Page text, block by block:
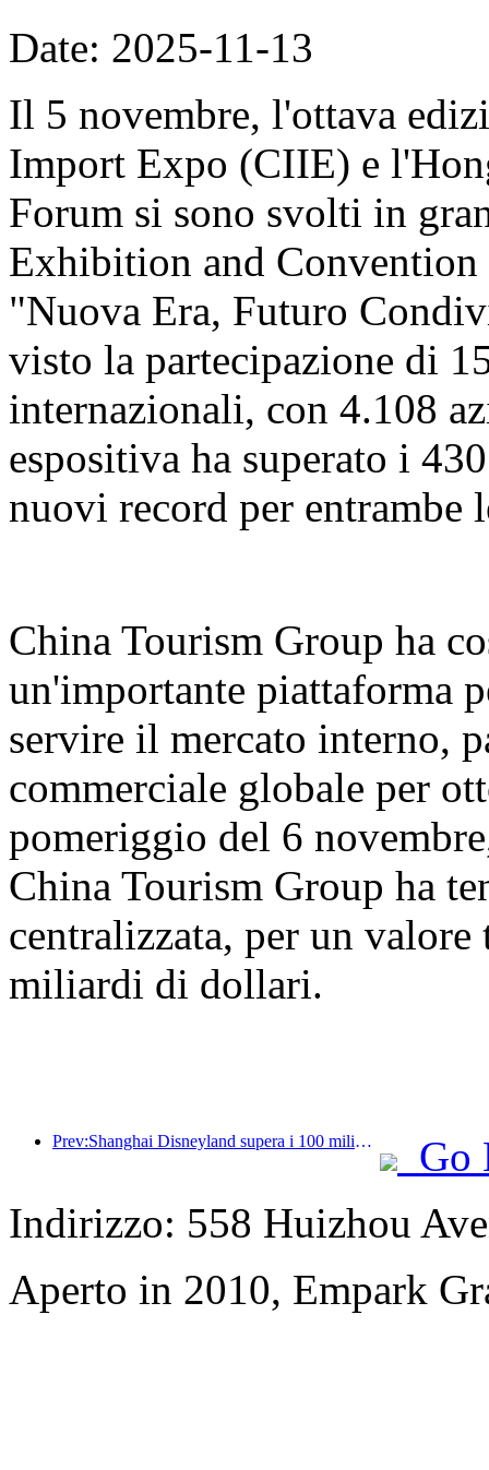
Date: 2025-11-13
Il 5 novembre, l'ottava
Import Expo (CIIE) e
Forum si sono svolti in
Exhibition and Convention
"Nuova Era, Futuro
visto la partecipazione di
internazionali, con 4.108
espositiva ha superato i
nuovi record per entrambe
China Tourism Group ha
un'importante piattaforma
servire il mercato interno,
commerciale globale per
pomeriggio del 6
China Tourism Group ha
centralizzata, per un
miliardi di dollari.
Prev:Shanghai Disneyland supera i 100 milioni di visitatori e si espanderà con un quarto hotel a tema.
Go
Indirizzo: 558 Huizhou
Aperto in 2010, Empark